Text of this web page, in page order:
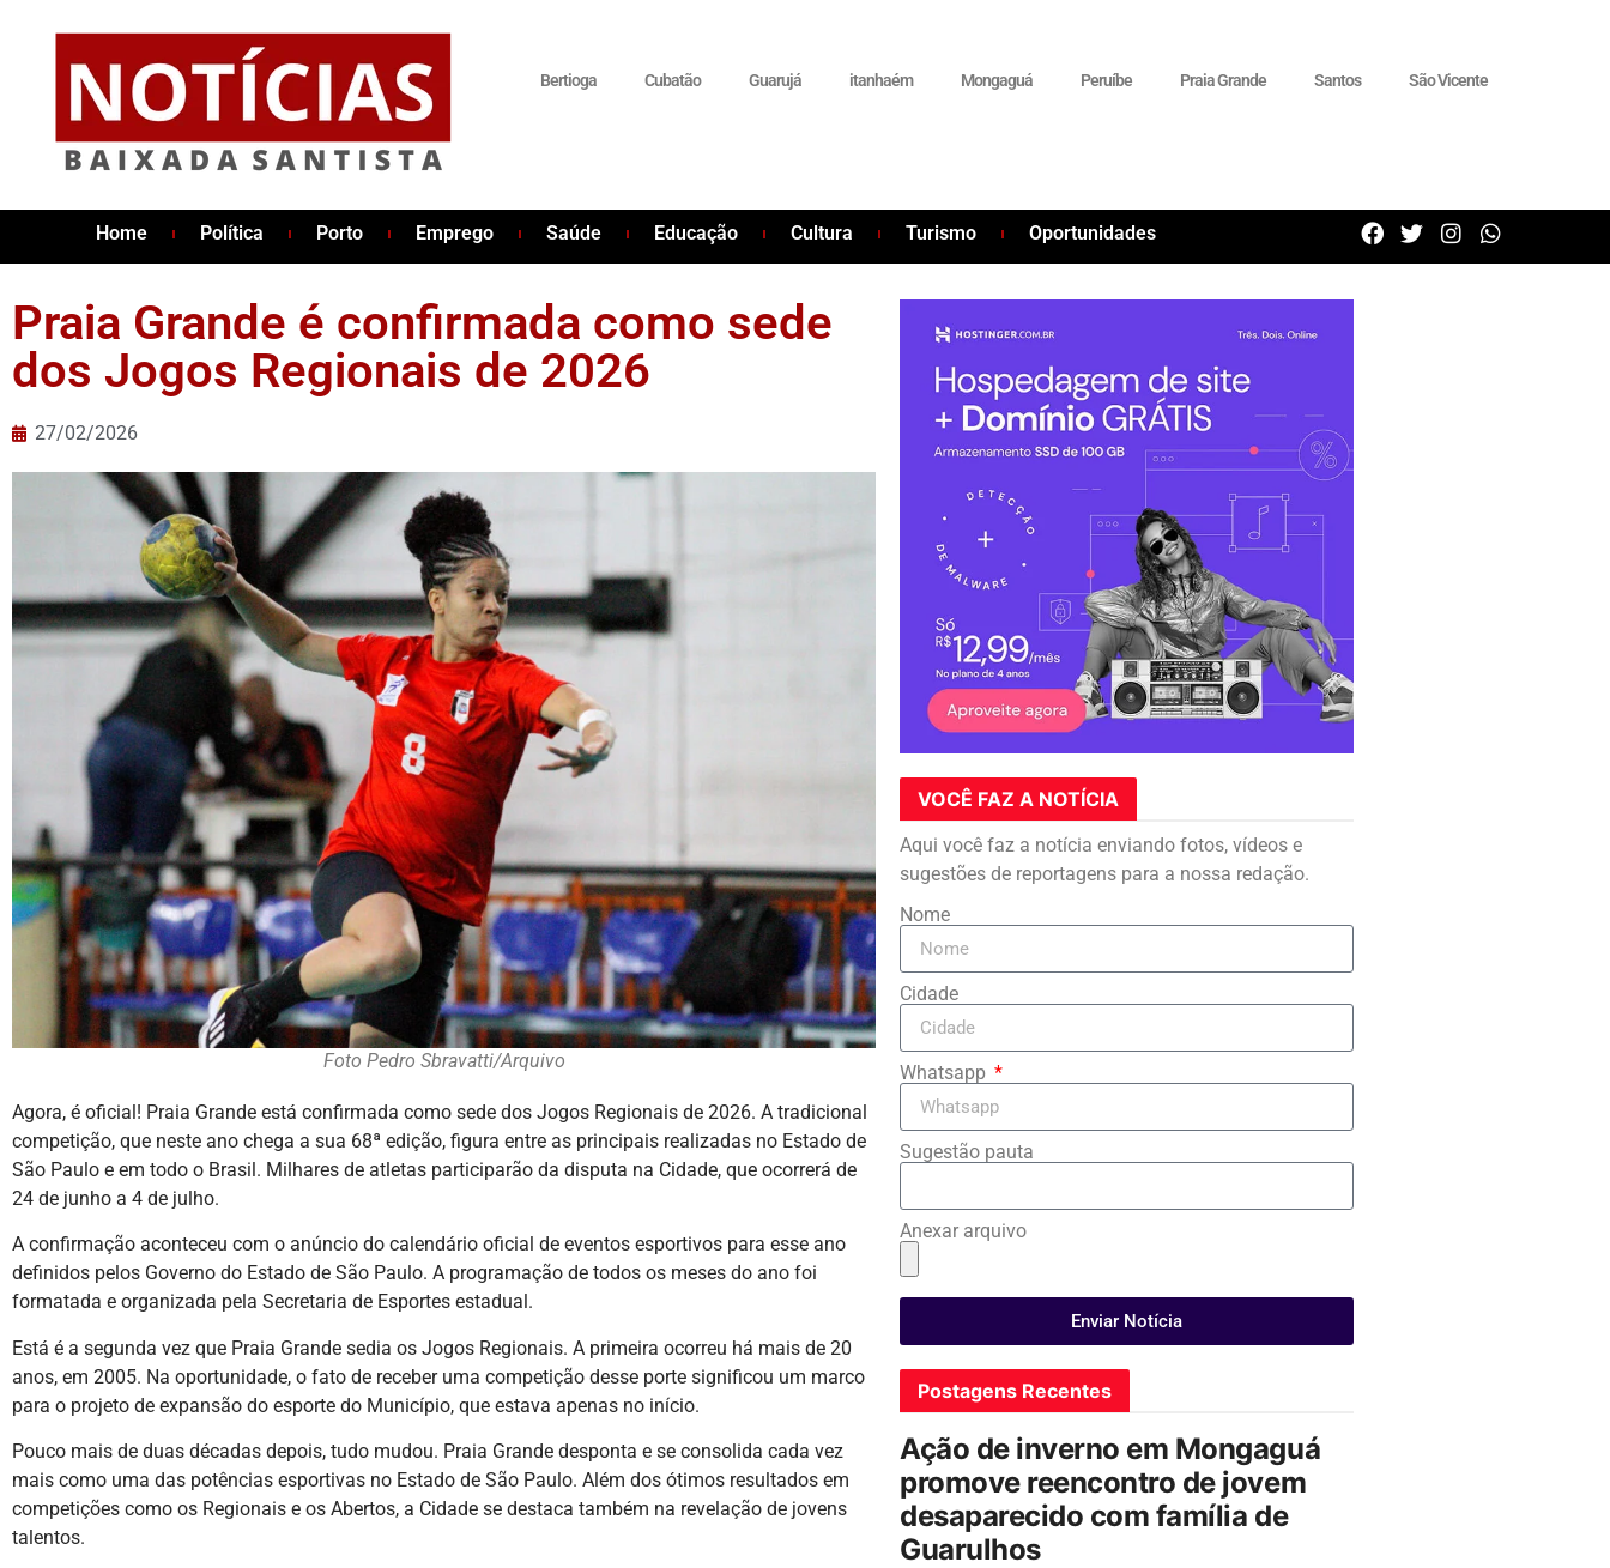
Bertioga Cubatão Guarujá itanhaém Mongaguá Peruíbe Praia Grande Santos São Vicente
Home Política Porto Emprego Saúde Educação Cultura Turismo Oportunidades
Praia Grande é confirmada como sede
dos Jogos Regionais de 2026
27/02/2026
Foto Pedro Sbravatti/Arquivo
Agora, é oficial! Praia Grande está confirmada como sede dos Jogos Regionais de 2026. A tradicional
competição, que neste ano chega a sua 68ª edição, figura entre as principais realizadas no Estado de
São Paulo e em todo o Brasil. Milhares de atletas participarão da disputa na Cidade, que ocorrerá de
24 de junho a 4 de julho.
A confirmação aconteceu com o anúncio do calendário oficial de eventos esportivos para esse ano
definidos pelos Governo do Estado de São Paulo. A programação de todos os meses do ano foi
formatada e organizada pela Secretaria de Esportes estadual.
Está é a segunda vez que Praia Grande sedia os Jogos Regionais. A primeira ocorreu há mais de 20
anos, em 2005. Na oportunidade, o fato de receber uma competição desse porte significou um marco
para o projeto de expansão do esporte do Município, que estava apenas no início.
Pouco mais de duas décadas depois, tudo mudou. Praia Grande desponta e se consolida cada vez
mais como uma das potências esportivas no Estado de São Paulo. Além dos ótimos resultados em
competições como os Regionais e os Abertos, a Cidade se destaca também na revelação de jovens
talentos.
VOCÊ FAZ A NOTÍCIA
Aqui você faz a notícia enviando fotos, vídeos e
sugestões de reportagens para a nossa redação.
Nome
Cidade
Whatsapp
Sugestão pauta
Anexar arquivo
Enviar Notícia
Postagens Recentes
Ação de inverno em Mongaguá
promove reencontro de jovem
desaparecido com família de
Guarulhos